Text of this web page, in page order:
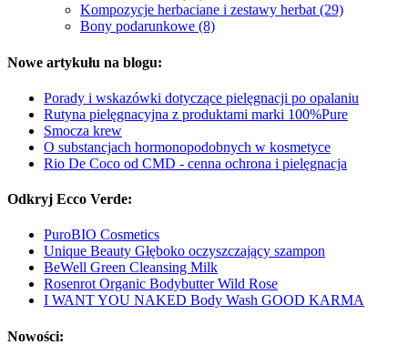
Kompozycje herbaciane i zestawy herbat (29)
Bony podarunkowe (8)
Nowe artykułu na blogu:
Porady i wskazówki dotyczące pielęgnacji po opalaniu
Rutyna pielęgnacyjna z produktami marki 100%Pure
Smocza krew
O substancjach hormonopodobnych w kosmetyce
Rio De Coco od CMD - cenna ochrona i pielęgnacja
Odkryj Ecco Verde:
PuroBIO Cosmetics
Unique Beauty Głęboko oczyszczający szampon
BeWell Green Cleansing Milk
Rosenrot Organic Bodybutter Wild Rose
I WANT YOU NAKED Body Wash GOOD KARMA
Nowości: